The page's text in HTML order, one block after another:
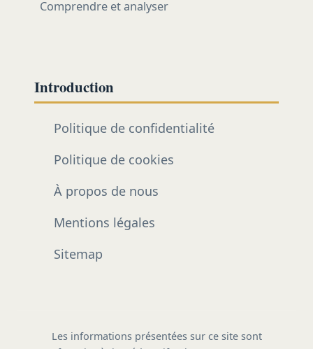
Comprendre et analyser
Introduction
Politique de confidentialité
Politique de cookies
À propos de nous
Mentions légales
Sitemap
Les informations présentées sur ce site sont